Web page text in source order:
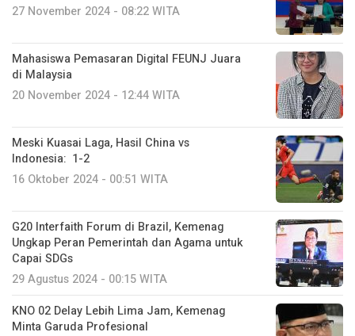
27 November 2024 - 08:22 WITA
Mahasiswa Pemasaran Digital FEUNJ Juara
di Malaysia
20 November 2024 - 12:44 WITA
Meski Kuasai Laga, Hasil China vs
Indonesia: 1-2
16 Oktober 2024 - 00:51 WITA
G20 Interfaith Forum di Brazil, Kemenag
Ungkap Peran Pemerintah dan Agama untuk
Capai SDGs
29 Agustus 2024 - 00:15 WITA
KNO 02 Delay Lebih Lima Jam, Kemenag
Minta Garuda Profesional